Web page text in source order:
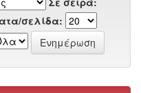
σελίδα: